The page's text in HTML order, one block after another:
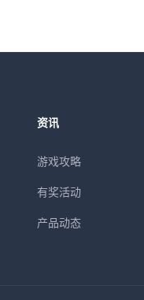
资讯
游戏攻略
有奖活动
产品动态